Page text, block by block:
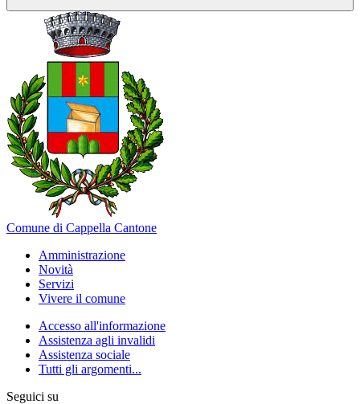
Comune di Cappella Cantone
Amministrazione
Novità
Servizi
Vivere il comune
Accesso all'informazione
Assistenza agli invalidi
Assistenza sociale
Tutti gli argomenti...
Seguici su